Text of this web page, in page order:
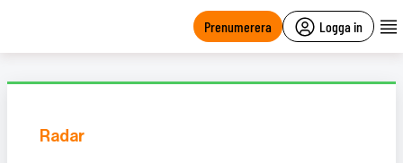
Prenumerera Logga in
Radar